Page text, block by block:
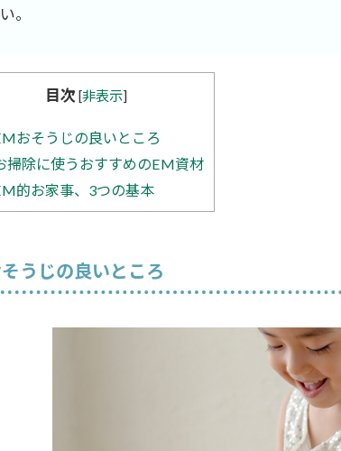
。
目次 [非表示]
おそうじの良いところ
掃除に使うおすすめのEM資材
的お家事、3つの基本
うじの良いところ